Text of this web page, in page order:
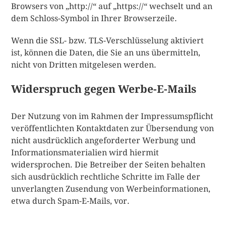
Browsers von „http://“ auf „https://“ wechselt und an
dem Schloss-Symbol in Ihrer Browserzeile.
Wenn die SSL- bzw. TLS-Verschlüsselung aktiviert
ist, können die Daten, die Sie an uns übermitteln,
nicht von Dritten mitgelesen werden.
Widerspruch gegen Werbe-E-Mails
Der Nutzung von im Rahmen der Impressumspflicht
veröffentlichten Kontaktdaten zur Übersendung von
nicht ausdrücklich angeforderter Werbung und
Informationsmaterialien wird hiermit
widersprochen. Die Betreiber der Seiten behalten
sich ausdrücklich rechtliche Schritte im Falle der
unverlangten Zusendung von Werbeinformationen,
etwa durch Spam-E-Mails, vor.